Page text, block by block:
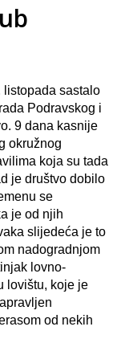
listopada sastalo
Podravskog i
9 dana kasnije
okružnog
koja su tada
je društvo dobilo
se
je od njih
slijedeća je to
nadogradnjom
lovno-
lovištu, koje je
od nekih